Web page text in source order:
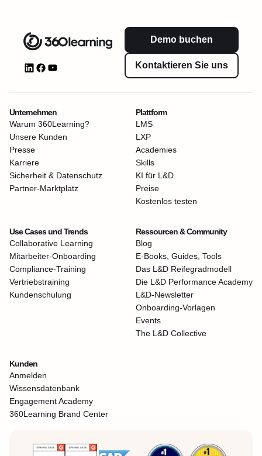
Demo buchen
Kontaktieren Sie uns
Unternehmen
Warum 360Learning?
Unsere Kunden
Presse
Karriere
Sicherheit & Datenschutz
Partner-Marktplatz
Plattform
LMS
LXP
Academies
Skills
KI für L&D
Preise
Kostenlos testen
Use Cases und Trends
Collaborative Learning
Mitarbeiter-Onboarding
Compliance-Training
Vertriebstraining
Kundenschulung
Ressourcen & Community
Blog
E-Books, Guides, Tools
Das L&D Reifegradmodell
Die L&D Performance Academy
L&D-Newsletter
Onboarding-Vorlagen
Events
The L&D Collective
Kunden
Anmelden
Wissensdatenbank
Engagement Academy
360Learning Brand Center